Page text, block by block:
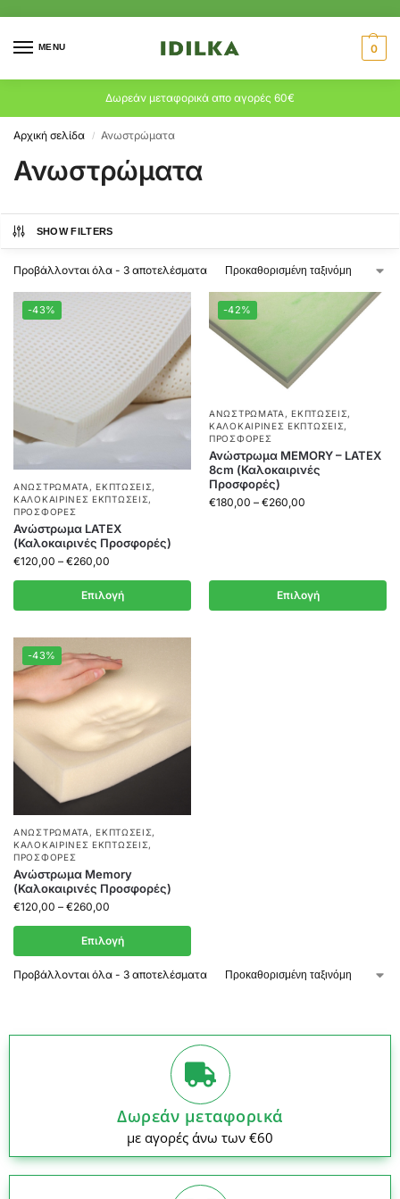
MENU 0
Δωρεάν μεταφορικά απο αγορές 60€
Αρχική σελίδα / Ανωστρώματα
Ανωστρώματα
SHOW FILTERS
Προβάλλονται όλα - 3 αποτελέσματα
-43%
ΑΝΩΣΤΡΏΜΑΤΑ ,ΕΚΠΤΏΣΕΙΣ,
ΚΑΛΟΚΑΙΡΙΝΈΣ ΕΚΠΤΏΣΕΙΣ,
ΠΡΟΣΦΟΡΈΣ
Ανώστρωμα LATEX
(Καλοκαιρινές Προσφορές)
€120,00 – €260,00
Επιλογή
-42%
ΑΝΩΣΤΡΏΜΑΤΑ , ΕΚΠΤΏΣΕΙΣ,
ΚΑΛΟΚΑΙΡΙΝΈΣ ΕΚΠΤΏΣΕΙΣ,
ΠΡΟΣΦΟΡΈΣ
Ανώστρωμα MEMORY – LATEX
8cm (Καλοκαιρινές
Προσφορές)
€180,00 – €260,00
Επιλογή
-43%
ΑΝΩΣΤΡΏΜΑΤΑ ,ΕΚΠΤΏΣΕΙΣ,
ΚΑΛΟΚΑΙΡΙΝΈΣ ΕΚΠΤΏΣΕΙΣ,
ΠΡΟΣΦΟΡΈΣ
Ανώστρωμα Memory
(Καλοκαιρινές Προσφορές)
€120,00 – €260,00
Επιλογή
Προβάλλονται όλα - 3 αποτελέσματα
Δωρεάν μεταφορικά
με αγορές άνω των €60